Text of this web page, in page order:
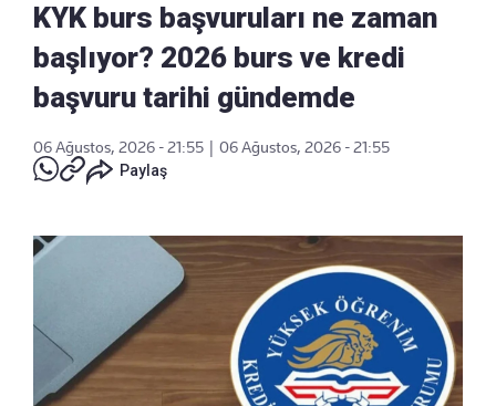
KYK burs başvuruları ne zaman
başlıyor? 2026 burs ve kredi
başvuru tarihi gündemde
06 Ağustos, 2026 - 21:55
06 Ağustos, 2026 - 21:55
Paylaş